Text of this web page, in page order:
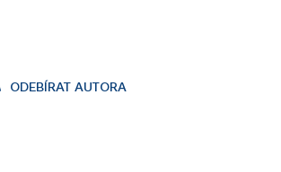
ODEBÍRAT AUTORA